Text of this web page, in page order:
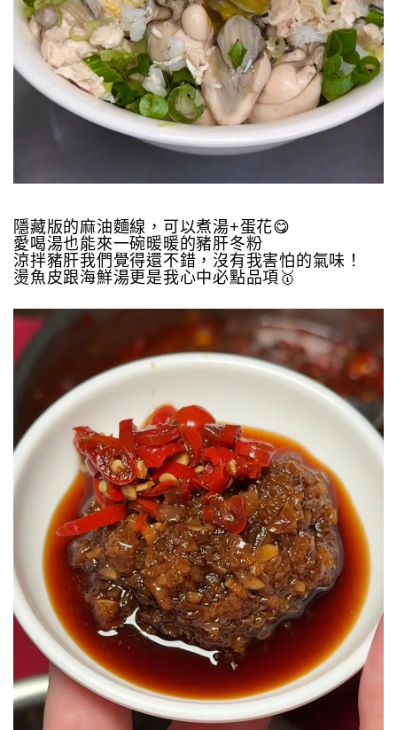
隱藏版的麻油麵線，可以煮湯+蛋花😋
愛喝湯也能來一碗暖暖的豬肝冬粉
涼拌豬肝我們覺得還不錯，沒有我害怕的氣味！
燙魚皮跟海鮮湯更是我心中必點品項🥇